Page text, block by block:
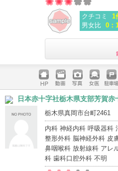
クチコミ
1
男女比 0：
ホームペ
ージ
動画 写真 女医 駐車場
日本赤十字社栃木県支部芳賀赤
栃木県真岡市台町2461
内科 神経内科 呼吸器科
整形外科 脳神経外科 皮
鼻咽喉科 放射線科 アレ
科 歯科口腔外科 不明